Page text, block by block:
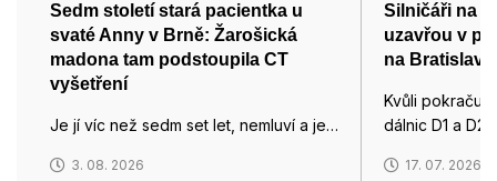
Sedm století stará pacientka u
svaté Anny v Brně: Žarošická
madona tam podstoupila CT
vyšetření
Je jí víc než sedm set let, nemluví a je…
3. 08. 2026
Silničáři na
uzavřou v
na Bratislavu
Kvůli
dálnic D1 a D2
17. 07. 2026